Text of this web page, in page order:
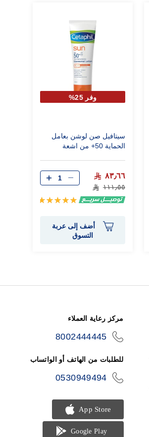
وفر 25%
سيتافيل صن لوشن بعامل
الحماية 50+ من اشعة
٨٣٫٦٦
١١١٫٥٥
تقييم:
أضف إلى عربة
التسوق
مركز رعاية العملاء
8002444445
للطلبات من الهاتف أو الواتساب
0530949494